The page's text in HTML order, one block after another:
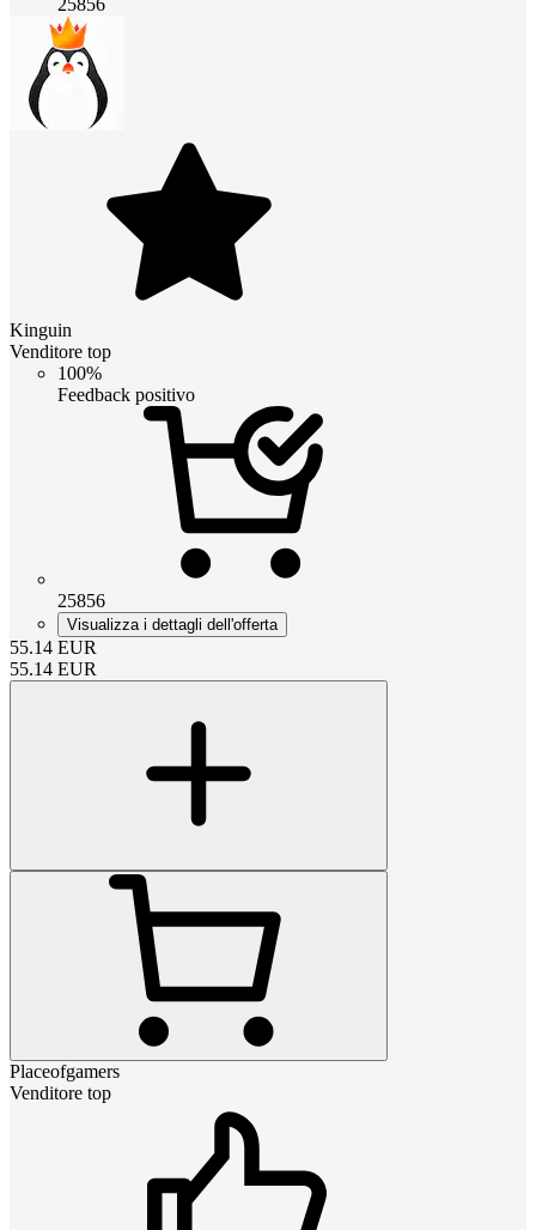
25856
Kinguin
Venditore top
100%
Feedback positivo
25856
Visualizza i dettagli dell'offerta
55.14 EUR
55.14 EUR
Placeofgamers
Venditore top